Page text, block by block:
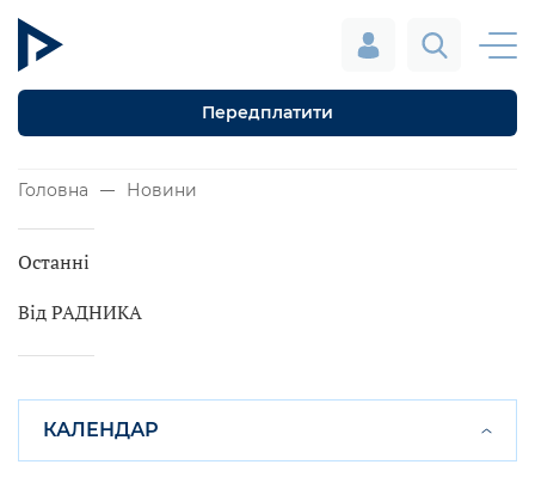
Передплатити
Головна Новини
Останні
Від РАДНИКА
КАЛЕНДАР